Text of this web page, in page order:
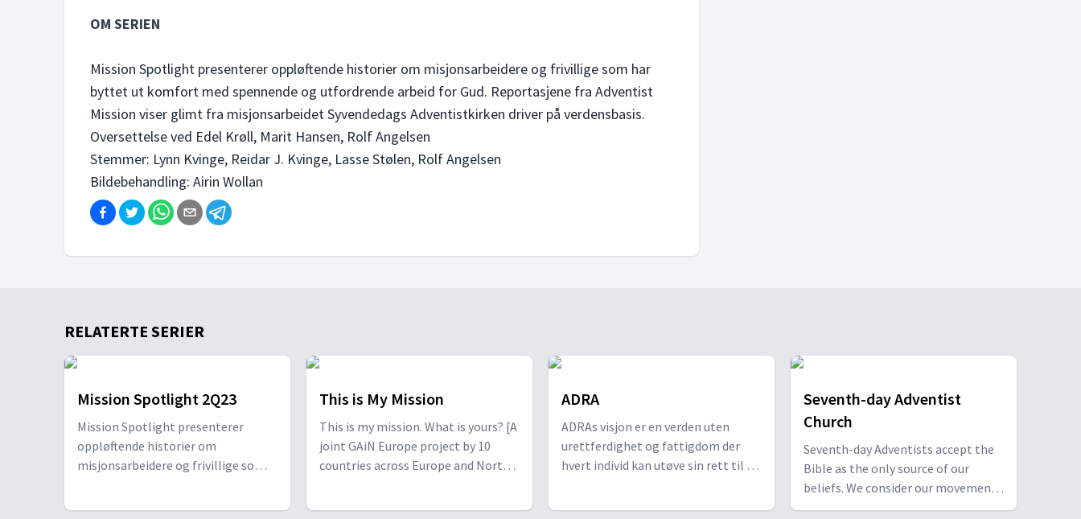
OM SERIEN
Mission Spotlight presenterer oppløftende historier om misjonsarbeidere og frivillige som har
byttet ut komfort med spennende og utfordrende arbeid for Gud. Reportasjene fra Adventist
Mission viser glimt fra misjonsarbeidet Syvendedags Adventistkirken driver på verdensbasis.
Oversettelse ved Edel Krøll, Marit Hansen, Rolf Angelsen
Stemmer: Lynn Kvinge, Reidar J. Kvinge, Lasse Stølen, Rolf Angelsen
Bildebehandling: Airin Wollan
RELATERTE SERIER
Mission Spotlight 2Q23
Mission Spotlight presenterer
oppløftende historier om
misjonsarbeidere og frivillige som
This is My Mission
This is my mission. What is yours? [A
joint GAiN Europe project by 10
countries across Europe and North
ADRA
ADRAs visjon er en verden uten
urettferdighet og fattigdom der
hvert individ kan utøve sin rett til å
Seventh-day Adventist
Church
Seventh-day Adventists accept the
Bible as the only source of our
beliefs. We consider our movement
to be the result of the Protestant